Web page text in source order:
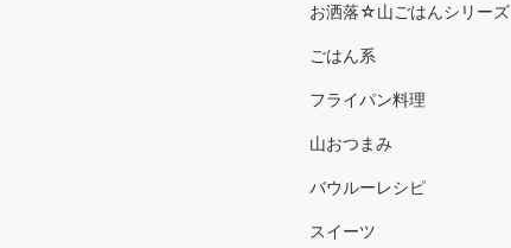
お洒落☆山ごはんシリーズ
ごはん系
フライパン料理
山おつまみ
バウルーレシピ
スイーツ